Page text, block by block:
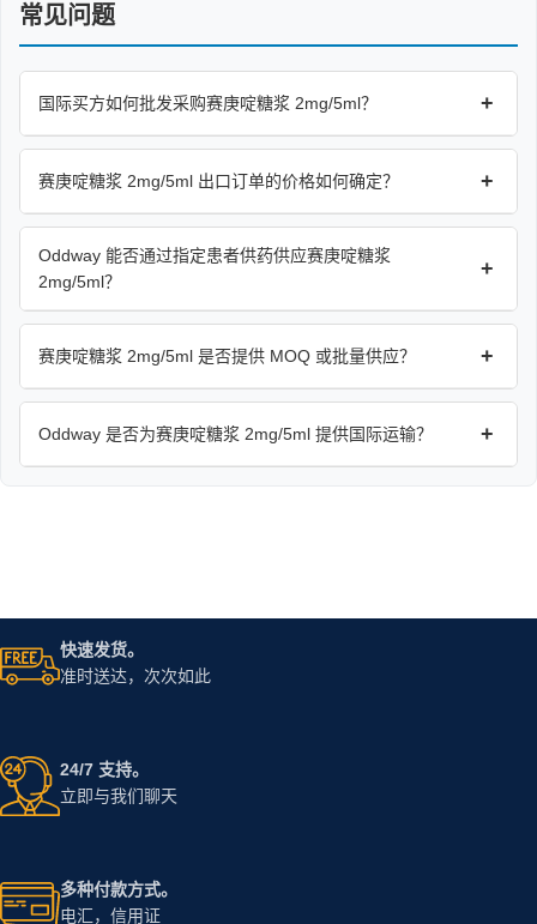
常见问题
国际买方如何批发采购赛庚啶糖浆 2mg/5ml？ +
赛庚啶糖浆 2mg/5ml 出口订单的价格如何确定？ +
Oddway 能否通过指定患者供药供应赛庚啶糖浆
2mg/5ml？
+
赛庚啶糖浆 2mg/5ml 是否提供 MOQ 或批量供应？ +
Oddway 是否为赛庚啶糖浆 2mg/5ml 提供国际运输？ +
快速发货。
准时送达，次次如此
24/7 支持。
立即与我们聊天
多种付款方式。
电汇，信用证